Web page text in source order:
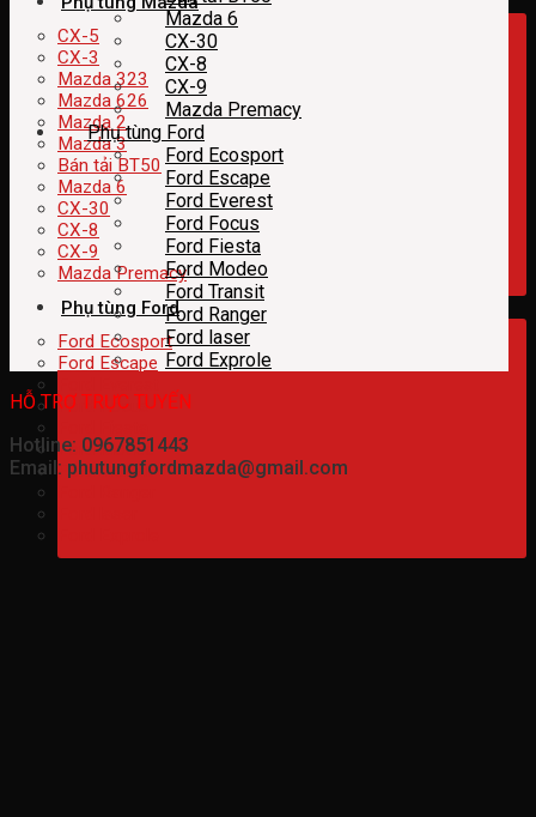
CX-5
CX-3
Mazda 323
Mazda 626
Mazda 2
Mazda 3
Bán tải BT50
Mazda 6
CX-30
CX-8
CX-9
Mazda Premacy
Phụ tùng Ford
Ford Ecosport
Ford Escape
Ford Focus
Ford Modeo
Ford Transit
Mazda 6
CX-30
CX-8
CX-9
Mazda Premacy
Phụ tùng Ford
Ford Ecosport
Ford Escape
Ford Everest
Ford Focus
Ford Fiesta
Ford Modeo
Ford Transit
Ford Ranger
Ford laser
Ford Exprole
HỖ TRỢ TRỰC TUYẾN
Hotline: 0967851443
Email: phutungfordmazda@gmail.com